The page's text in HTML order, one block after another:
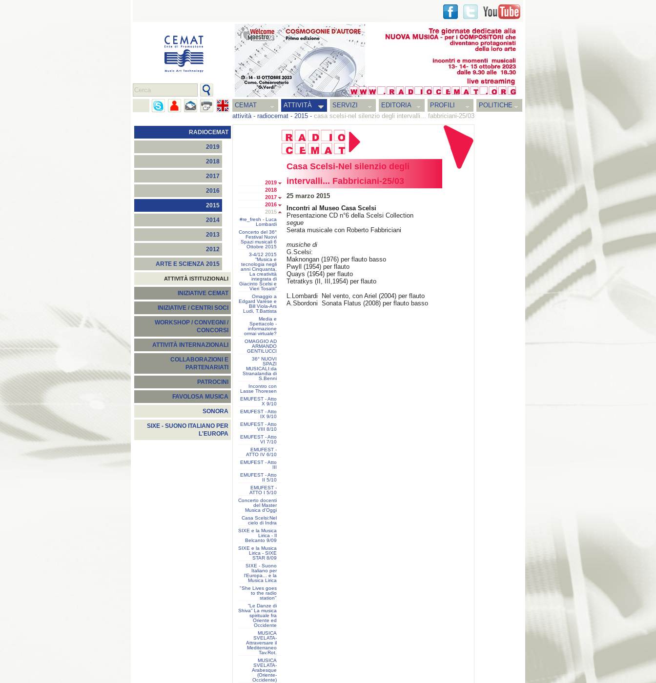
CEMAT ATTIVITÀ SERVIZI EDITORIA PROFILI
POLITICHE
attività- radiocemat - 2015 - casa scelsi-nel silenzio degli intervalli... fabbriciani-25/03
RADIOCEMAT
2019
2018
2017
2016
2015
2014
2013
2012
ARTE E SCIENZA 2015
ATTIVITÀ ISTITUZIONALI
INIZIATIVE CEMAT
INIZIATIVE / CENTRI SOCI
WORKSHOP / CONVEGNI /
CONCORSI
ATTIVITÀ INTERNAZIONALI
COLLABORAZIONI E
PARTENARIATI
PATROCINI
FAVOLOSA MUSICA
SONORA
SIXE - SUONO ITALIANO PER
L'EUROPA
2019
2018
2017
2016
2015
#re_fresh - Luca
Lombardi
Concerto del 36°
Festival Nuovi
Spazi musicali 6
Ottobre 2015
3-4/12 2015
“Musica e
tecnologia negli
anni Cinquanta.
La creatività
integrata di
Giacinto Scelsi e
Vieri Tosatti”
Omaggio a
Edgard Varèse e
Bill Viola-Ars
Ludi, T.Battista
Media e
Spettacolo -
informazione
ormai virtuale?
OMAGGIO AD
ARMANDO
GENTILUCCI
36° NUOVI
SPAZI
MUSICALI:da
Stranalandia di
S.Benni
Incontro con
Lasse Thoresen
EMUFEST - Atto
X 9/10
EMUFEST - Atto
IX 9/10
EMUFEST - Atto
VIII 8/10
EMUFEST - Atto
VI 7/10
EMUFEST -
ATTO IV 6/10
EMUFEST - Atto
III
EMUFEST - Atto
II 5/10
EMUFEST -
ATTO I 5/10
Concerto docenti
del Master
Musica d'Oggi
Casa Scelsi:Nel
cielo di Indra
SIXE e la Musica
Lirica - Il
Belcanto 9/09
SIXE e la Musica
Lirica - SIXE
STAR 8/09
SIXE - Suono
Italiano per
l'Europa... e la
Musica Lirica
"She Lives goes
to the radio
station"
“Le Danze di
Shiva” La musica
spirituale fra
Oriente ed
Occidente
MUSICA
SVELATA-
Attraversare il
Mediterraneo
Tav.Rot.
MUSICA
SVELATA-
Arabesque
(Oriente-
Occidente)
Casa Scelsi-Nel silenzio degli
intervalli... Fabbriciani-25/03
25 marzo 2015
Incontri al Museo Casa Scelsi
Presentazione CD n°6 della Scelsi Collection
segue
Serata musicale con Roberto Fabbriciani
musiche di
G.Scelsi:
Maknongan (1976) per flauto basso
Pwyll (1954) per flauto
Quays (1954) per flauto
Tetratkys (II, III,1954) per flauto
L.Lombardi Nel vento, con Ariel (2004) per flauto
A.Sbordoni Sonata Flatus (2008) per flauto basso